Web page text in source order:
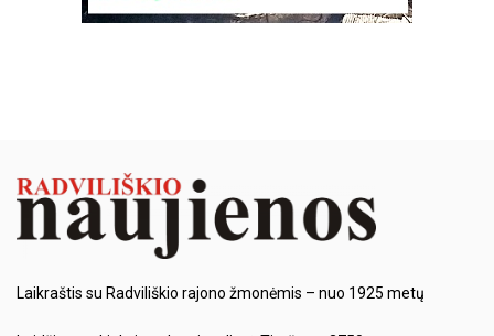
Laikraštis su Radviliškio rajono žmonėmis – nuo 1925 metų